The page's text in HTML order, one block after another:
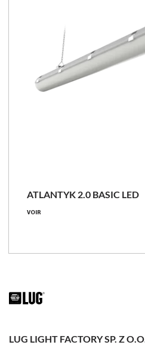
ATLANTYK 2.0 BASIC LED
VOIR
LUG LIGHT FACTORY SP. Z O.O.